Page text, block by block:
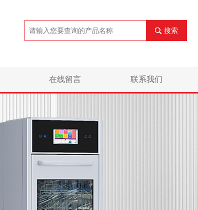
搜索
在线留言 联系我们